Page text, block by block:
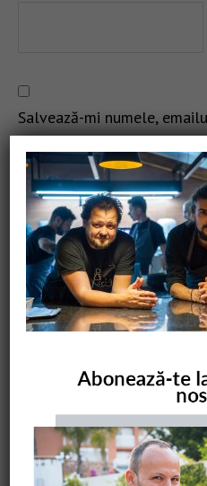
Salvează-mi numele,
CAUTARE
COMANDĂ CARTEA NOASTRĂ